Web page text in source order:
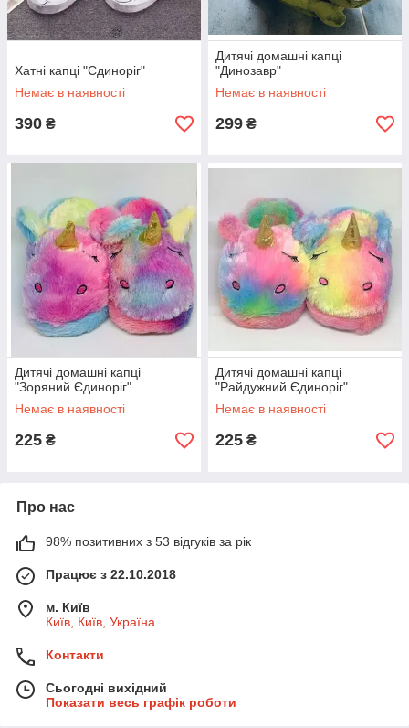
Хатні капці "Єдиноріг"
Немає в наявності
390 ₴
Дитячі домашні капці
"Динозавр"
Немає в наявності
299 ₴
Дитячі домашні капці
"Зоряний Єдиноріг"
Немає в наявності
225 ₴
Дитячі домашні капці
"Райдужний Єдиноріг"
Немає в наявності
225 ₴
Про нас
98% позитивних з 53 відгуків за рік
Працює з 22.10.2018
м. Київ
Київ, Київ, Україна
Контакти
Сьогодні вихідний
Показати весь графік роботи